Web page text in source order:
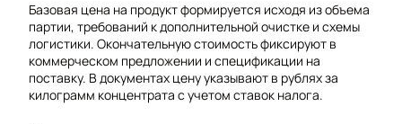
Базовая цена на продукт формируется исходя из объема
партии, требований к дополнительной очистке и схемы
логистики. Окончательную стоимость фиксируют в
коммерческом предложении и спецификации на
поставку. В документах цену указывают в рублях за
килограмм концентрата с учетом ставок налога.